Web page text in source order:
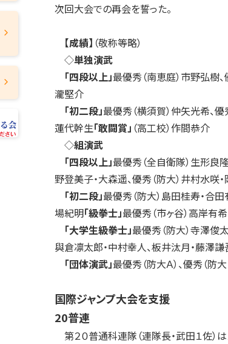
次回大会での再会を誓った。
【成績】 （敬称等略）
◇単独演武
「四段以上」最優秀（南恵庭）市野弘樹、
瀧堅介
「初二段」最優秀（横須賀）仲矢光希、
蓮代幹生「敢闘賞」 （高工校）作間恭介
◇組演武
「四段以上」最優秀（全自衛隊）生形良
野登美子・大森遥、優秀（防大）井村水咲
「初二段」最優秀（防大）島田桂寿・合
場紀明「級拳士」最優秀（市ヶ谷）高岸有
「大学生級拳士」最優秀（防大）寺澤俊
與倉凛太郎・中村幸人、板井汰月・藤澤謙
「団体演武」最優秀（防大Ａ）、優秀（防大
国際ジャンプ大会を支援
20普連
第２０普通科連隊（連隊長・武田１佐）